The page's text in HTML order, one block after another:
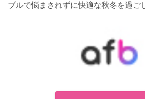
ブルで悩まされずに快適な秋冬を過ご